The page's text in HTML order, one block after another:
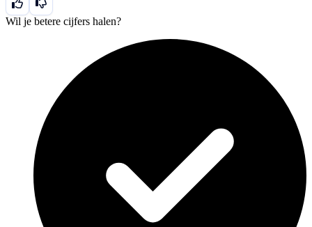
Wil je betere cijfers halen?